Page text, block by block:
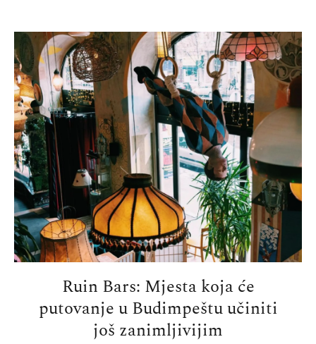
Ruin Bars: Mjesta koja će
putovanje u Budimpeštu učiniti
još zanimljivijim